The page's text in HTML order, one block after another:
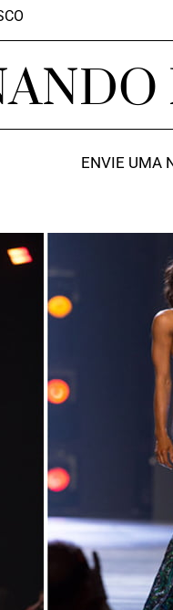
ENVIE UMA